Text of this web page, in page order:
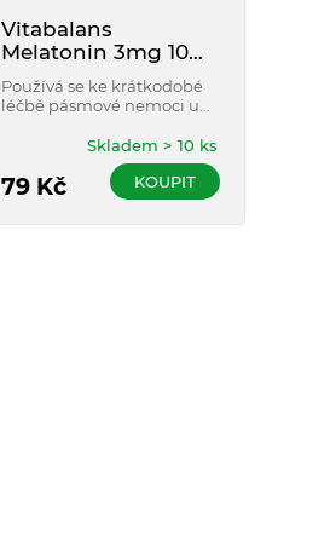
Vitabalans
Melatonin 3mg 10
tablet
Používá se ke krátkodobé
léčbě pásmové nemoci u
79Kč
Skladem > 10 ks
KOUPIT